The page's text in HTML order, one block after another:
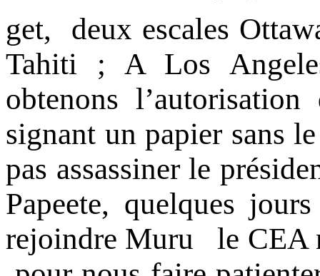
get, deux escales
Tahiti ; A Los
obtenons
signant un papier sans
pas assassiner le
Papeete, quelques
rejoindre Muru le CEA